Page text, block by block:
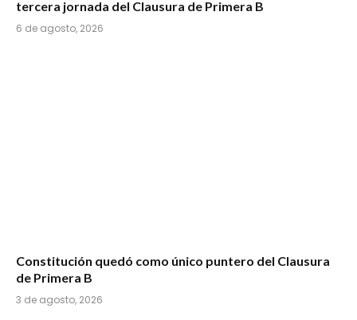
tercera jornada del Clausura de Primera B
6 de agosto, 2026
Constitución quedó como único puntero del Clausura
de Primera B
3 de agosto, 2026